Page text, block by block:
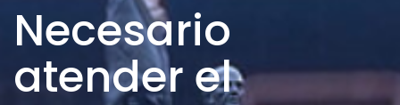
Necesario
atender el